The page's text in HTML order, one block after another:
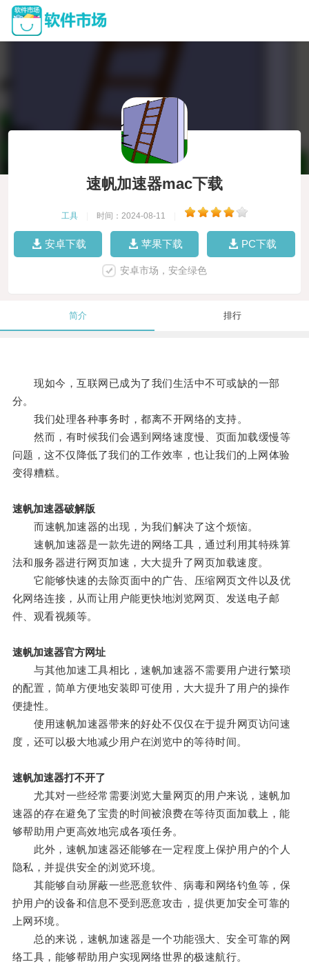
速帆加速器mac下载
工具 时间：2024-08-11
安卓下载 苹果下载 PC下载
安卓市场，安全绿色
简介 排行
现如今，互联网已成为了我们生活中不可或缺的一部
分。
我们处理各种事务时，都离不开网络的支持。
然而，有时候我们会遇到网络速度慢、页面加载缓慢等
问题，这不仅降低了我们的工作效率，也让我们的上网体验
变得糟糕。
速帆加速器破解版
而速帆加速器的出现，为我们解决了这个烦恼。
速帆加速器是一款先进的网络工具，通过利用其特殊算
法和服务器进行网页加速，大大提升了网页加载速度。
它能够快速的去除页面中的广告、压缩网页文件以及优
化网络连接，从而让用户能更快地浏览网页、发送电子邮
件、观看视频等。
速帆加速器官方网址
与其他加速工具相比，速帆加速器不需要用户进行繁琐
的配置，简单方便地安装即可使用，大大提升了用户的操作
便捷性。
使用速帆加速器带来的好处不仅仅在于提升网页访问速
度，还可以极大地减少用户在浏览中的等待时间。
速帆加速器打不开了
尤其对一些经常需要浏览大量网页的用户来说，速帆加
速器的存在避免了宝贵的时间被浪费在等待页面加载上，能
够帮助用户更高效地完成各项任务。
此外，速帆加速器还能够在一定程度上保护用户的个人
隐私，并提供安全的浏览环境。
其能够自动屏蔽一些恶意软件、病毒和网络钓鱼等，保
护用户的设备和信息不受到恶意攻击，提供更加安全可靠的
上网环境。
总的来说，速帆加速器是一个功能强大、安全可靠的网
络工具，能够帮助用户实现网络世界的极速航行。